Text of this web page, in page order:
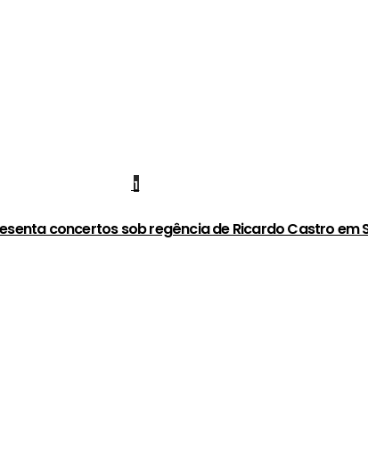
1
concertos sob regência de Ricardo Castro em